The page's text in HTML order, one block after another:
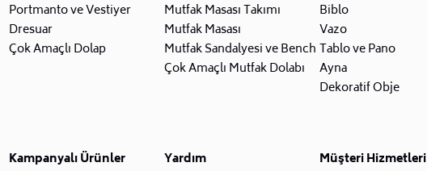
Portmanto ve Vestiyer
Dresuar
Çok Amaçlı Dolap
Mutfak Masası Takımı
Mutfak Masası
Mutfak Sandalyesi ve Bench
Çok Amaçlı Mutfak Dolabı
Biblo
Vazo
Tablo ve Pano
Ayna
Dekoratif Obje
Kampanyalı Ürünler
Yardım
Müşteri Hizmetleri